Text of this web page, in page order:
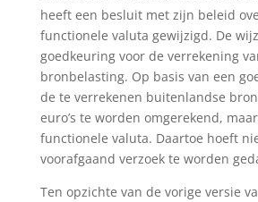
heeft een besluit met zijn beleid
functionele valuta gewijzigd. De
goedkeuring voor de verrekening
bronbelasting. Op basis van een
de te verrekenen buitenlandse
euro’s te worden omgerekend,
functionele valuta. Daartoe hoeft
voorafgaand verzoek te worden
Ten opzichte van de vorige versie